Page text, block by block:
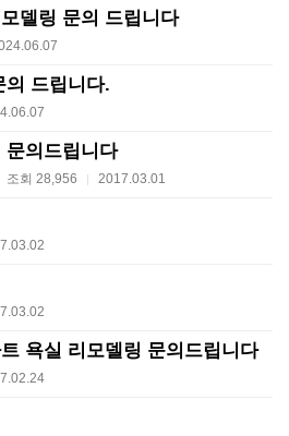
델링 문의 드립니다
의 드립니다.
문의드립니다
조회 28,956 | 2017.03.01
욕실 리모델링 문의드립니다